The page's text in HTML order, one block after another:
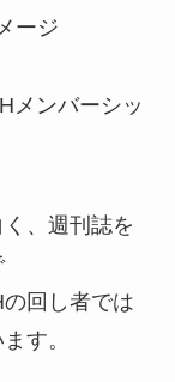
ージ
メンバーシッ
、週刊誌を
回し者では
す。